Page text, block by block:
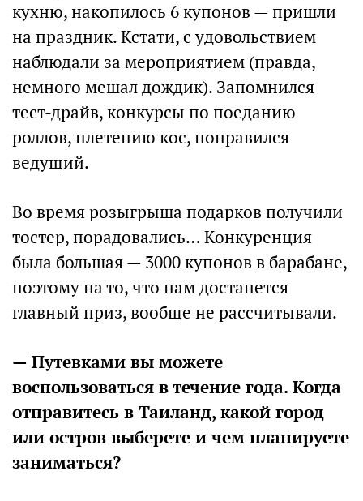
кухню, накопилось 6 купонов — пришли
на праздник. Кстати, с удовольствием
наблюдали за мероприятием (правда,
немного мешал дождик). Запомнился
тест-драйв, конкурсы по поеданию
роллов, плетению кос, понравился
ведущий.
Во время розыгрыша подарков получили
тостер, порадовались… Конкуренция
была большая — 3000 купонов в барабане,
поэтому на то, что нам достанется
главный приз, вообще не рассчитывали.
— Путевками вы можете
воспользоваться в течение года. Когда
отправитесь в Таиланд, какой город
или остров выберете и чем планируете
заниматься?